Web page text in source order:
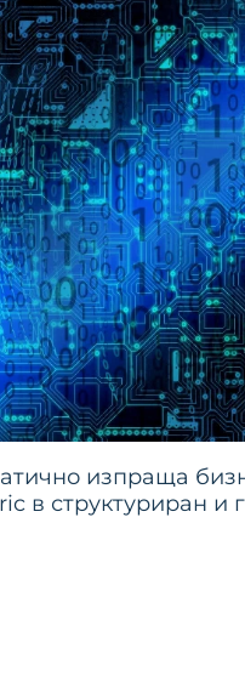
изпраща
в структуриран и